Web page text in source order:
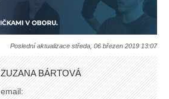
Poslední aktualizace středa, 06 březen 2019 13:07
ZUZANA BÁRTOVÁ
email: